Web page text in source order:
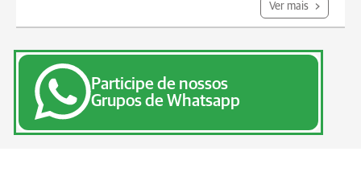
Ver mais
Participe de nossos
Grupos de Whatsapp